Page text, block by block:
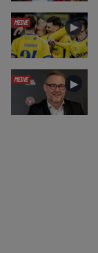
MEDIE ►
MEDIE ►